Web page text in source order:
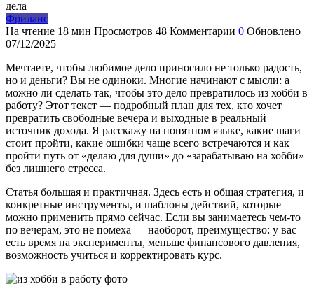
Фриланс
На чтение 18 мин Просмотров 48 Комментарии 0 Обновлено
07/12/2025
Мечтаете, чтобы любимое дело приносило не только радость,
но и деньги? Вы не одиноки. Многие начинают с мысли: а
можно ли сделать так, чтобы это дело превратилось из хобби в
работу? Этот текст — подробный план для тех, кто хочет
превратить свободные вечера и выходные в реальный
источник дохода. Я расскажу на понятном языке, какие шаги
стоит пройти, какие ошибки чаще всего встречаются и как
пройти путь от «делаю для души» до «зарабатываю на хобби»
без лишнего стресса.
Статья большая и практичная. Здесь есть и общая стратегия, и
конкретные инструменты, и шаблоны действий, которые
можно применить прямо сейчас. Если вы занимаетесь чем-то
по вечерам, это не помеха — наоборот, преимущество: у вас
есть время на эксперименты, меньше финансового давления,
возможность учиться и корректировать курс.